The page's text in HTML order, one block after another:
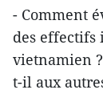
- Comment
des effectifs
vietnamien
t-il aux